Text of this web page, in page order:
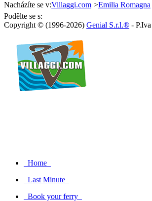
Nacházíte se v:Villaggi.com >Emilia Romagna
Podělte se s:
Copyright © (1996-2026) Genial S.r.l.® -
Home
Last Minute
Book your ferry